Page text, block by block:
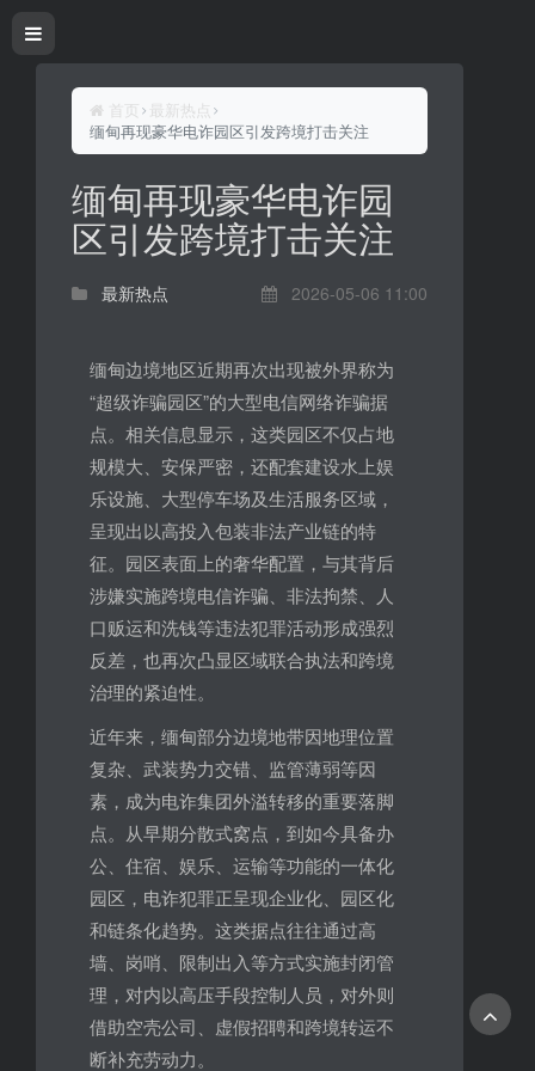
首页
最新热点
缅甸再现豪华电诈园区引发跨境打击关注
缅甸再现豪华电诈园
区引发跨境打击关注
最新热点 2026-05-06 11:00
缅甸边境地区近期再次出现被外界称为
“超级诈骗园区”的大型电信网络诈骗据
点。相关信息显示，这类园区不仅占地
规模大、安保严密，还配套建设水上娱
乐设施、大型停车场及生活服务区域，
呈现出以高投入包装非法产业链的特
征。园区表面上的奢华配置，与其背后
涉嫌实施跨境电信诈骗、非法拘禁、人
口贩运和洗钱等违法犯罪活动形成强烈
反差，也再次凸显区域联合执法和跨境
治理的紧迫性。
近年来，缅甸部分边境地带因地理位置
复杂、武装势力交错、监管薄弱等因
素，成为电诈集团外溢转移的重要落脚
点。从早期分散式窝点，到如今具备办
公、住宿、娱乐、运输等功能的一体化
园区，电诈犯罪正呈现企业化、园区化
和链条化趋势。这类据点往往通过高
墙、岗哨、限制出入等方式实施封闭管
理，对内以高压手段控制人员，对外则
借助空壳公司、虚假招聘和跨境转运不
断补充劳动力。